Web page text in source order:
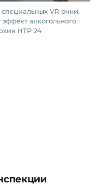
VR-очки,
алкогольного
НТР 24